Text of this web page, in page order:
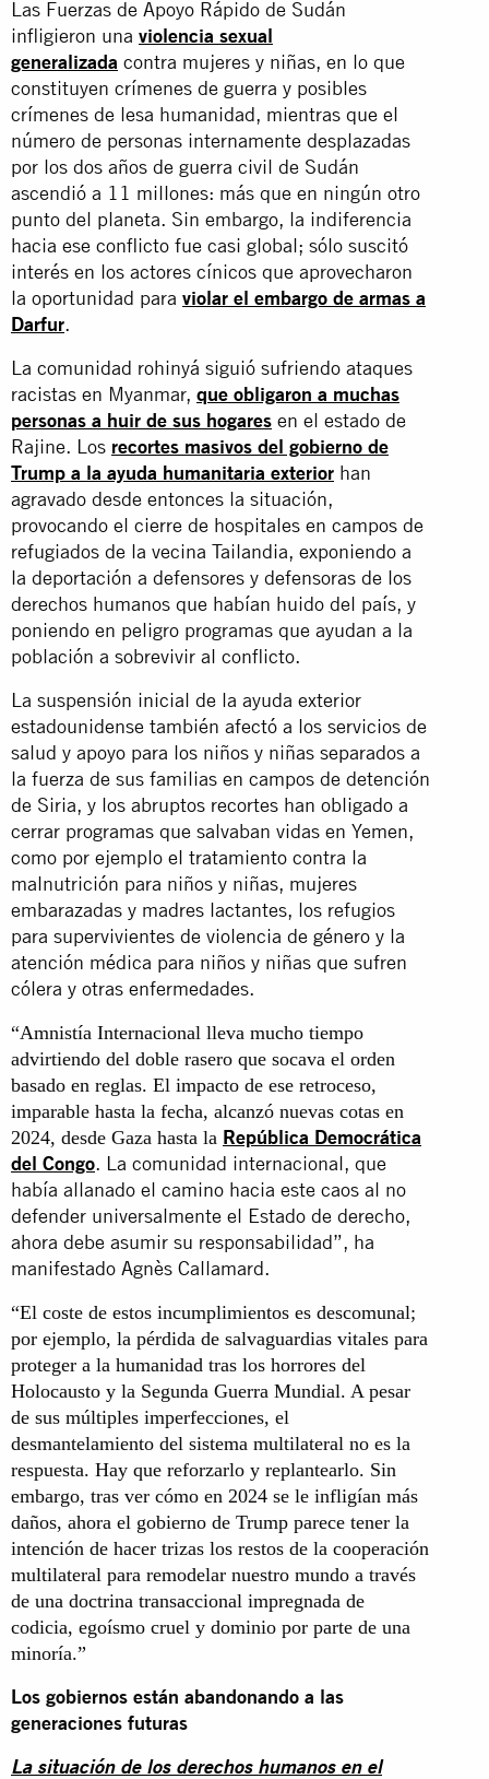
Las Fuerzas de Apoyo Rápido de Sudán
infligieron una violencia sexual
generalizada contra mujeres y niñas, en lo que
constituyen crímenes de guerra y posibles
crímenes de lesa humanidad, mientras que el
número de personas internamente desplazadas
por los dos años de guerra civil de Sudán
ascendió a 11 millones: más que en ningún otro
punto del planeta. Sin embargo, la indiferencia
hacia ese conflicto fue casi global; sólo suscitó
interés en los actores cínicos que aprovecharon
la oportunidad para violar el embargo de armas a
Darfur.
La comunidad rohinyá siguió sufriendo ataques
racistas en Myanmar, que obligaron a muchas
personas a huir de sus hogares en el estado de
Rajine. Los recortes masivos del gobierno de
Trump a la ayuda humanitaria exterior han
agravado desde entonces la situación,
provocando el cierre de hospitales en campos de
refugiados de la vecina Tailandia, exponiendo a
la deportación a defensores y defensoras de los
derechos humanos que habían huido del país, y
poniendo en peligro programas que ayudan a la
población a sobrevivir al conflicto.
La suspensión inicial de la ayuda exterior
estadounidense también afectó a los servicios de
salud y apoyo para los niños y niñas separados a
la fuerza de sus familias en campos de detención
de Siria, y los abruptos recortes han obligado a
cerrar programas que salvaban vidas en Yemen,
como por ejemplo el tratamiento contra la
malnutrición para niños y niñas, mujeres
embarazadas y madres lactantes, los refugios
para supervivientes de violencia de género y la
atención médica para niños y niñas que sufren
cólera y otras enfermedades.
“Amnistía Internacional lleva mucho tiempo
advirtiendo del doble rasero que socava el orden
basado en reglas. El impacto de ese retroceso,
imparable hasta la fecha, alcanzó nuevas cotas en
2024, desde Gaza hasta la República Democrática
del Congo. La comunidad internacional, que
había allanado el camino hacia este caos al no
defender universalmente el Estado de derecho,
ahora debe asumir su responsabilidad”, ha
manifestado Agnès Callamard.
“El coste de estos incumplimientos es descomunal;
por ejemplo, la pérdida de salvaguardias vitales para
proteger a la humanidad tras los horrores del
Holocausto y la Segunda Guerra Mundial. A pesar
de sus múltiples imperfecciones, el
desmantelamiento del sistema multilateral no es la
respuesta. Hay que reforzarlo y replantearlo. Sin
embargo, tras ver cómo en 2024 se le infligían más
daños, ahora el gobierno de Trump parece tener la
intención de hacer trizas los restos de la cooperación
multilateral para remodelar nuestro mundo a través
de una doctrina transaccional impregnada de
codicia, egoísmo cruel y dominio por parte de una
minoría.”
Los gobiernos están abandonando a las
generaciones futuras
La situación de los derechos humanos en el